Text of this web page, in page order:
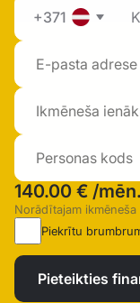
+371
140.00 € /mēn.
Norādītajam
Piekrītu
Pieteikties